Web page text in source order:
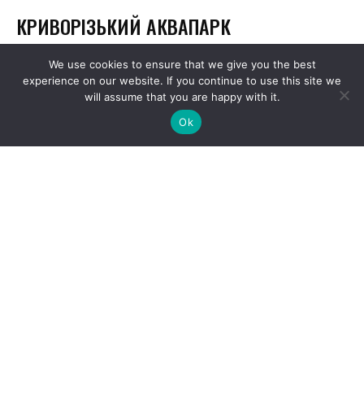
We use cookies to ensure that we give you the best
experience on our website. If you continue to use this site we
will assume that you are happy with it.
Ok